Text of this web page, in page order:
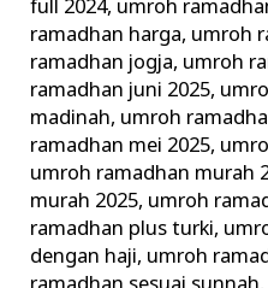
full 2024, umroh
ramadhan harga, umroh
ramadhan jogja, umroh
ramadhan juni 2025,
madinah, umroh
ramadhan mei 2025,
umroh ramadhan murah
murah 2025, umroh
ramadhan plus turki,
dengan haji, umroh